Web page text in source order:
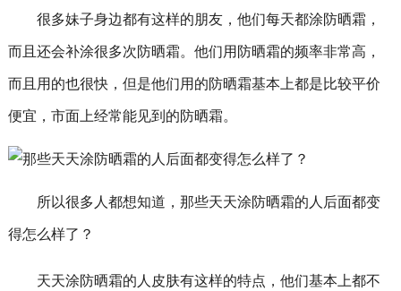
很多妹子身边都有这样的朋友，他们每天都涂防晒霜，
而且还会补涂很多次防晒霜。他们用防晒霜的频率非常高，
而且用的也很快，但是他们用的防晒霜基本上都是比较平价
便宜，市面上经常能见到的防晒霜。
所以很多人都想知道，那些天天涂防晒霜的人后面都变
得怎么样了？
天天涂防晒霜的人皮肤有这样的特点，他们基本上都不